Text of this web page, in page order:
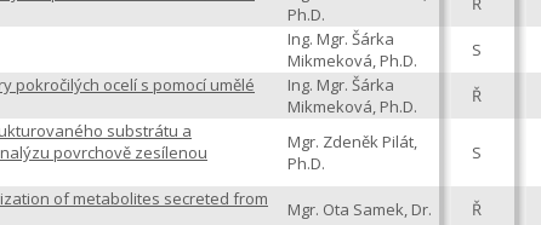
Ph.D.
Ing. Mgr. Šárka
Mikmeková, Ph.D.
S
pokročilých ocelí s pomocí umělé
Ing. Mgr. Šárka
Mikmeková, Ph.D.
Ř
substrátu a
povrchově zesílenou
Mgr. Zdeněk Pilát,
Ph.D.
S
of metabolites secreted from
Mgr. Ota Samek, Dr. Ř